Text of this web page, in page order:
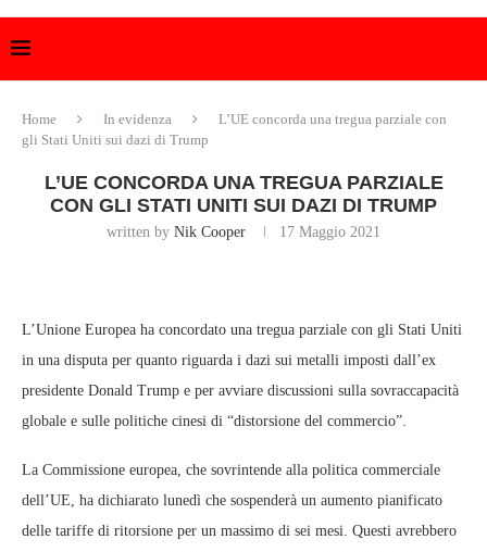
Home In evidenza
L’UE concorda una tregua parziale con
gli Stati Uniti sui dazi di Trump
L’UE CONCORDA UNA TREGUA PARZIALE
CON GLI STATI UNITI SUI DAZI DI TRUMP
written by Nik Cooper 17 Maggio 2021
L’Unione Europea ha concordato una tregua parziale con gli Stati Uniti
in una disputa per quanto riguarda i dazi sui metalli imposti dall’ex
presidente Donald Trump e per avviare discussioni sulla sovraccapacità
globale e sulle politiche cinesi di “distorsione del commercio”.
La Commissione europea, che sovrintende alla politica commerciale
dell’UE, ha dichiarato lunedì che sospenderà un aumento pianificato
delle tariffe di ritorsione per un massimo di sei mesi. Questi avrebbero